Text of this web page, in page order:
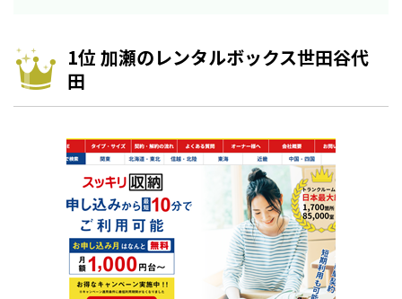
1位 加瀬のレンタルボックス世田谷代
田